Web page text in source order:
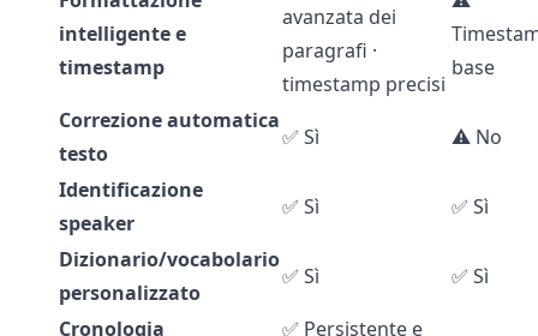
intelligente e
timestamp
avanzata dei
paragrafi ·
timestamp precisi
base
Correzione automatica
testo
✅ Sì
⚠️ No
Identificazione
speaker
✅ Sì
✅ Sì
Dizionario/vocabolario
personalizzato
✅ Sì
✅ Sì
Cronologia
✅ Persistente e